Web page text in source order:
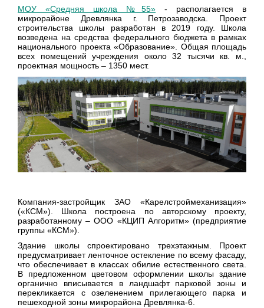
МОУ «Средняя школа №55» - располагается в
микрорайоне Древлянка г. Петрозаводска. Проект
строительства школы разработан в 2019 году. Школа
возведена на средства федерального бюджета в рамках
национального проекта «Образование». Общая площадь
всех помещений учреждения около 32 тысячи кв. м.,
проектная мощность – 1350 мест.
Компания-застройщик ЗАО «Карелстроймеханизация»
(«КСМ»). Школа построена по авторскому проекту,
разработанному – ООО «КЦИП Алгоритм» (предприятие
группы «КСМ»).
Здание школы спроектировано трехэтажным. Проект
предусматривает ленточное остекление по всему фасаду,
что обеспечивает в классах обилие естественного света.
В предложенном цветовом оформлении школы здание
органично вписывается в ландшафт парковой зоны и
перекликается с озеленением прилегающего парка и
пешеходной зоны микрорайона Древлянка-6.